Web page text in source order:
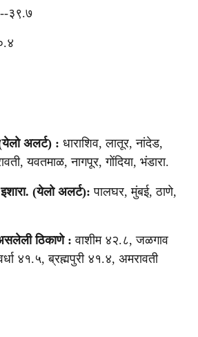
३९.७
(येलो अलर्ट) : धाराशिव, लातूर, नांदेड,
यवतमाळ, नागपूर, गोंदिया, भंडारा.
इशारा. (येलो अलर्ट):पालघर, मुंबई, ठाणे,
ठिकाणे : वाशीम ४२.८, जळगाव
४१.५, ब्रह्मपुरी ४१.४, अमरावती